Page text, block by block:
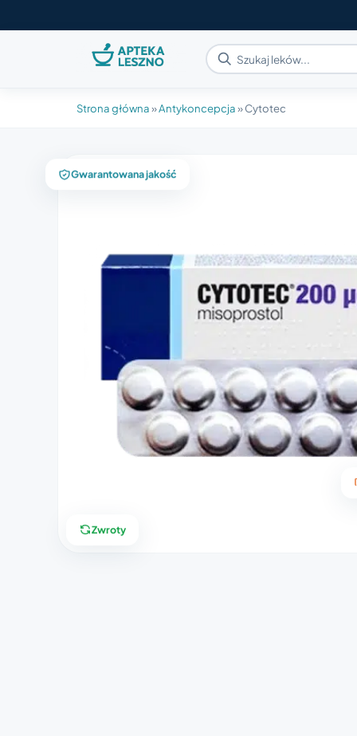
Strona główna»Antykoncepcja»Cytotec
Gwarantowana jakość
Zwroty